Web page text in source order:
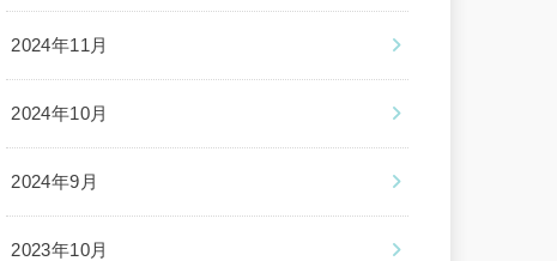
2024年11月
2024年10月
2024年9月
2023年10月